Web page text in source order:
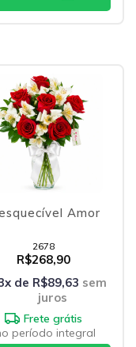
Amor
2678
R$268,90
x de R$89,63 sem
juros
Frete grátis
período integral